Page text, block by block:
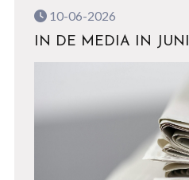
10-06-2026
IN DE MEDIA IN JUNI